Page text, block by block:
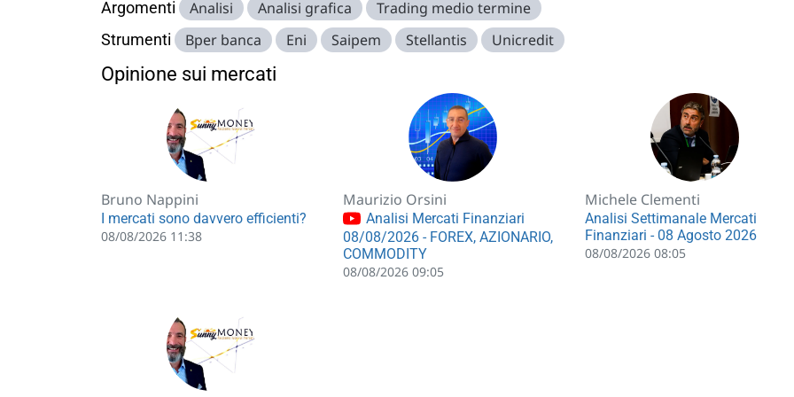
Argomenti Analisi Analisi grafica Trading medio termine
Strumenti Bper banca Eni Saipem Stellantis Unicredit
Opinione sui mercati
Bruno Nappini
I mercati sono davvero efficienti?
08/08/2026 11:38
Maurizio Orsini
Analisi Mercati Finanziari
08/08/2026 - FOREX, AZIONARIO,
COMMODITY
08/08/2026 09:05
Michele Clementi
Analisi Settimanale Mercati
Finanziari - 08 Agosto 2026
08/08/2026 08:05